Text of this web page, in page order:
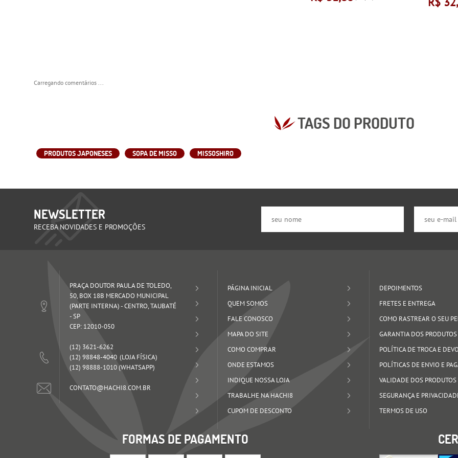
Carregando comentários ...
TAGS DO PRODUTO
PRODUTOS JAPONESES SOPA DE MISSO MISSOSHIRO
NEWSLETTER
RECEBA NOVIDADES E PROMOÇÕES
PRAÇA DOUTOR PAULA DE TOLEDO,
50, BOX 18B MERCADO MUNICIPAL
(PARTE INTERNA)-CENTRO, TAUBATÉ
-SP
CEP: 12010-050
(12) 3621-6262
(12) 98848-4040
(12) 98888-1010(WHATSAPP)
CONTATO@HACHI8.COM.BR
PÁGINA INICIAL
QUEM SOMOS
FALE CONOSCO
MAPA DO SITE
COMO COMPRAR
ONDE ESTAMOS
INDIQUE NOSSA LOJA
TRABALHE NA HACHI8
CUPOM DE DESCONTO
DEPOIMENTOS
FRETES E ENTREGA
COMO RASTREAR O SEU
GARANTIA DOS PRODUTOS
POLÍTICA DE TROCA E
POLÍTICAS DE ENVIO E
VALIDADE DOS PRODUTOS
SEGURANÇA E
TERMOS DE USO
FORMAS DE PAGAMENTO